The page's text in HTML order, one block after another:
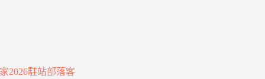
2026駐站部落客